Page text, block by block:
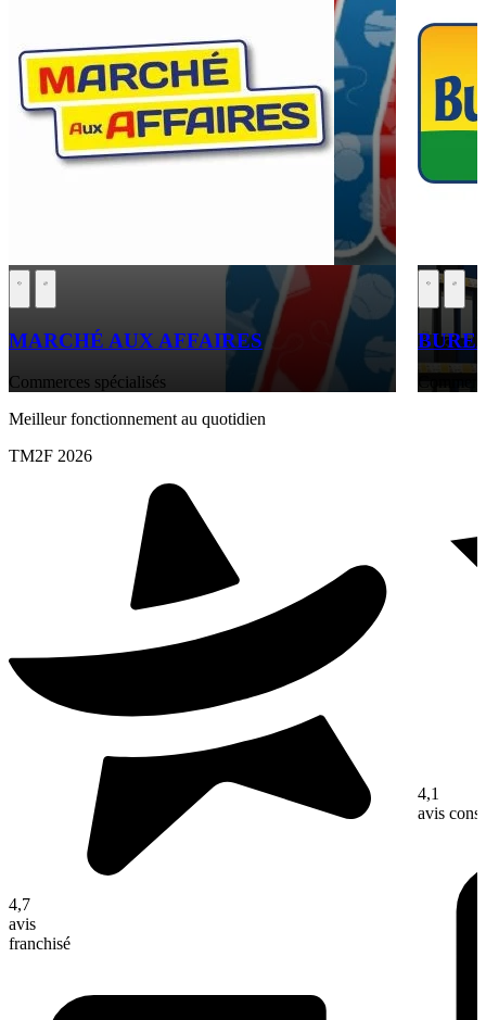
MARCHÉ AUX AFFAIRES
Commerces spécialisés
Meilleur fonctionnement au quotidien
TM2F 2026
4,7
avis
franchisé
4,1
avis